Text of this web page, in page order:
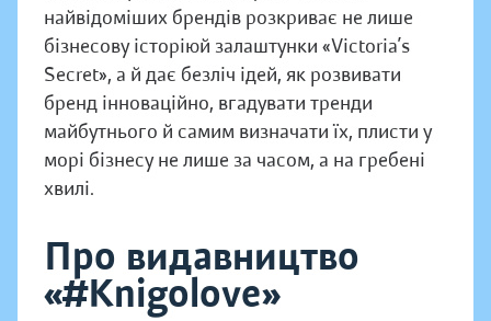
найвідоміших брендів розкриває не лише
бізнесову історіюй залаштунки «Victoria’s
Secret», а й дає безліч ідей, як розвивати
бренд інноваційно, вгадувати тренди
майбутнього й самим визначати їх, плисти у
морі бізнесу не лише за часом, а на гребені
хвилі.
Про видавництво
«#Knigolove»